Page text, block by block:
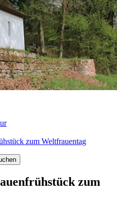
zum Weltfrauentag
zum